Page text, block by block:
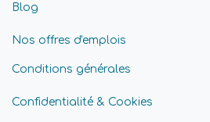
Blog
Nos offres d'emplois
Conditions générales
Confidentialité & Cookies